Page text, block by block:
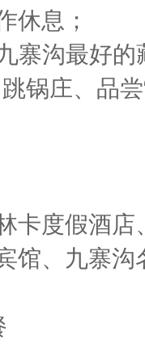
休息；
寨沟最好
锅庄、品
卡度假酒
馆、九寨